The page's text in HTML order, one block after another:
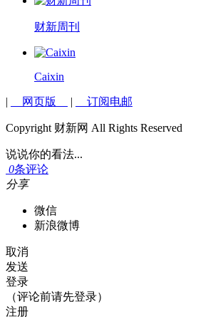
财新周刊
Caixin
| 网页版 | 订阅电邮
Copyright 财新网 All Rights Reserved
说说你的看法...
0条评论
分享
微信
新浪微博
取消
发送
登录
（评论前请先登录）
注册